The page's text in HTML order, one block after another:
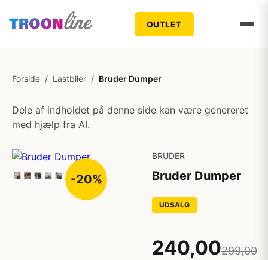
OUTLET
Forside / Lastbiler / Bruder Dumper
Dele af indholdet på denne side kan være genereret
med hjælp fra AI.
-20%
BRUDER
Bruder Dumper
UDSALG
240,00299,00